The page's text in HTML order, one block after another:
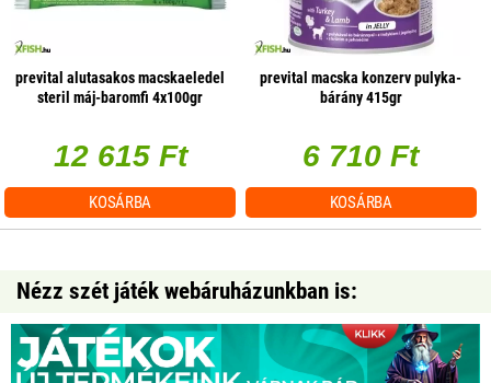
prevital alutasakos macskaeledel
steril máj-baromfi 4x100gr
12 615 Ft
KOSÁRBA
prevital macska konzerv pulyka-
bárány 415gr
6 710 Ft
KOSÁRBA
Nézz szét játék webáruházunkban is: